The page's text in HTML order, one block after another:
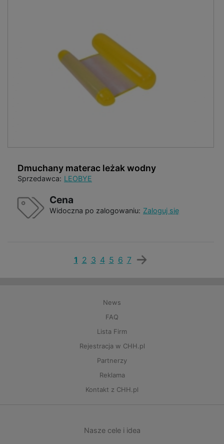
Dmuchany materac leżak wodny
Sprzedawca: LEOBYE
Cena
Widoczna po zalogowaniu: Zaloguj się
1 2 3 4 5 6 7
News
FAQ
Lista Firm
Rejestracja w CHH.pl
Partnerzy
Reklama
Kontakt z CHH.pl
Nasze cele i idea